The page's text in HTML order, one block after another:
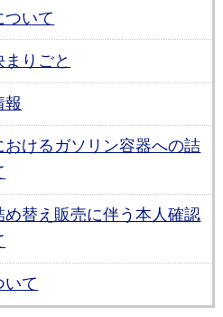
ついて
りごと
報
おけるガソリン容器への詰
め替え販売に伴う本人確認
いて